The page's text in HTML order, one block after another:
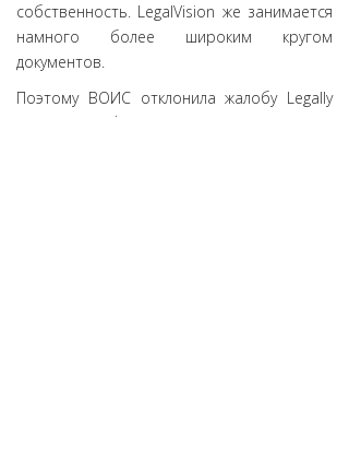
собственность. LegalVision же занимается
намного более широким кругом
документов.
Поэтому ВОИС отклонила жалобу Legally
Co. и квалифицировала её как попытку